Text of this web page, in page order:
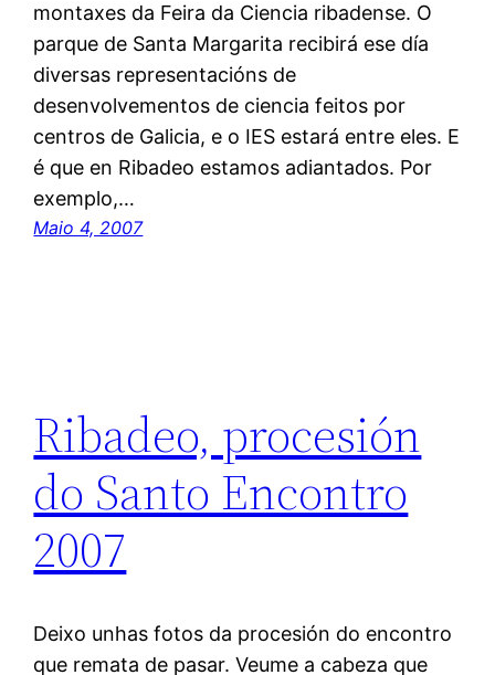
montaxes da Feira da Ciencia ribadense. O
parque de Santa Margarita recibirá ese día
diversas representacións de
desenvolvementos de ciencia feitos por
centros de Galicia, e o IES estará entre eles. E
é que en Ribadeo estamos adiantados. Por
exemplo,…
Maio 4, 2007
Ribadeo, procesión
do Santo Encontro
2007
Deixo unhas fotos da procesión do encontro
que remata de pasar. Veume a cabeza que